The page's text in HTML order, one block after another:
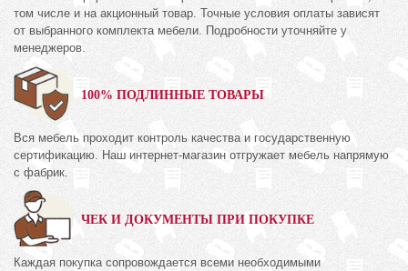
том числе и на акционный товар. Точные условия оплаты зависят
от выбранного комплекта мебели. Подробности уточняйте у
менеджеров.
100% ПОДЛИННЫЕ ТОВАРЫ
Вся мебель проходит контроль качества и государственную
сертификацию. Наш интернет-магазин отгружает мебель напрямую
с фабрик.
ЧЕК И ДОКУМЕНТЫ ПРИ ПОКУПКЕ
Каждая покупка сопровождается всеми необходимыми